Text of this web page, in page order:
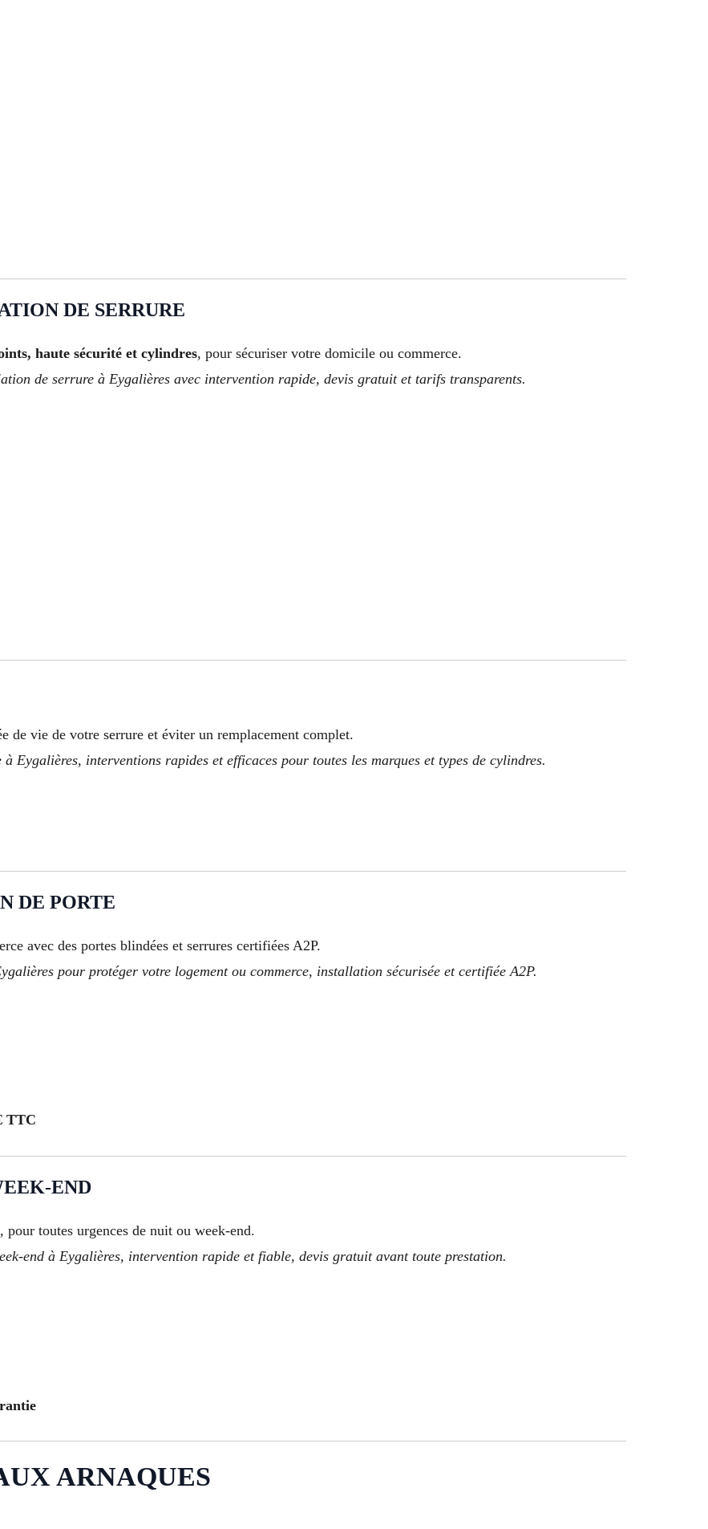
DE SERRURE
haute sécurité et cylindres, pour sécuriser votre domicile ou commerce.
de serrure à Eygalières avec intervention rapide, devis gratuit et tarifs transparents.
de vie de votre serrure et éviter un remplacement complet.
Eygalières, interventions rapides et efficaces pour toutes les marques et types de cylindres.
DE PORTE
avec des portes blindées et serrures certifiées A2P.
pour protéger votre logement ou commerce, installation sécurisée et certifiée A2P.
TTC
END
, pour toutes urgences de nuit ou week-end.
end à Eygalières, intervention rapide et fiable, devis gratuit avant toute prestation.
ARNAQUES